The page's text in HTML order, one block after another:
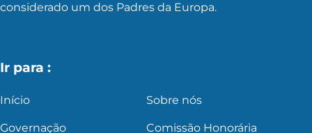
considerado um dos Padres da Europa.
Ir para :
Início Sobre nós
Governação Comissão Honorária